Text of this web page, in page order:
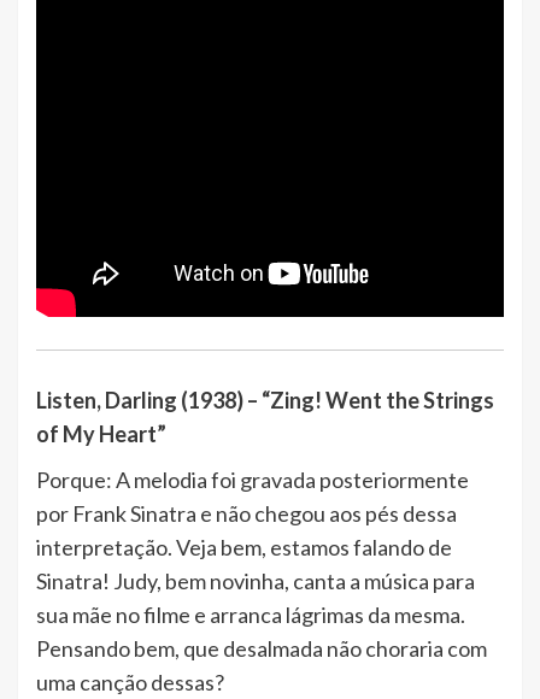
Listen, Darling (1938) – “Zing! Went the Strings
of My Heart”
Porque: A melodia foi gravada posteriormente
por Frank Sinatra e não chegou aos pés dessa
interpretação. Veja bem, estamos falando de
Sinatra! Judy, bem novinha, canta a música para
sua mãe no filme e arranca lágrimas da mesma.
Pensando bem, que desalmada não choraria com
uma canção dessas?